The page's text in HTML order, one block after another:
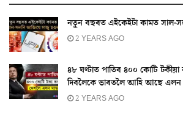
নতুন বছৰত এইকেইটা কামত
2 YEARS AGO
৪৮ ঘণ্টাত পাতিব ৪০০ কোটি
দিবলৈকে ভাৰতলৈ আহি আছে এলন
2 YEARS AGO